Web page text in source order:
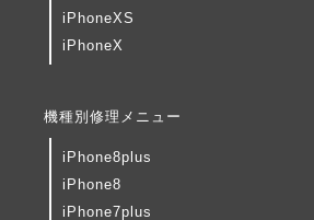
iPhoneXS
iPhoneX
機種別修理メニュー
iPhone8plus
iPhone8
iPhone7plus